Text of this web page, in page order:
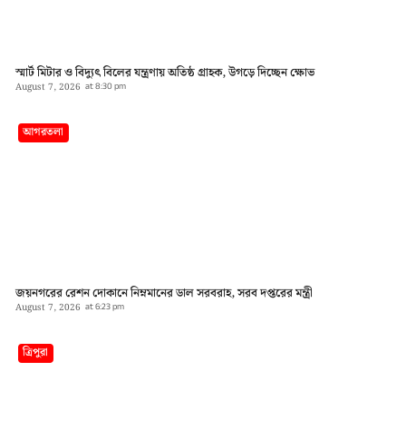
স্মার্ট মিটার ও বিদ্যুৎ বিলের যন্ত্রণায় অতিষ্ঠ গ্রাহক, উগড়ে দিচ্ছেন ক্ষোভ
August 7, 2026 at8:30 pm
আগরতলা
জয়নগরের রেশন দোকানে নিম্নমানের ডাল সরবরাহ, সরব দপ্তরের মন্ত্রী
August 7, 2026 at6:23 pm
ত্রিপুরা